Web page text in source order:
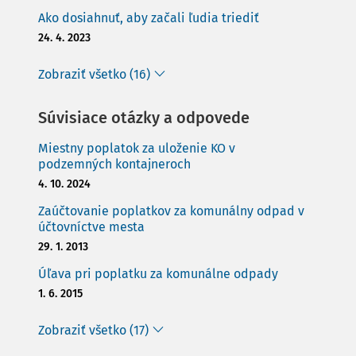
Ako dosiahnuť, aby začali ľudia triediť
24. 4. 2023
Zobraziť všetko (16)
Súvisiace otázky a odpovede
Miestny poplatok za uloženie KO v
podzemných kontajneroch
4. 10. 2024
Zaúčtovanie poplatkov za komunálny odpad v
účtovníctve mesta
29. 1. 2013
Úľava pri poplatku za komunálne odpady
1. 6. 2015
Zobraziť všetko (17)